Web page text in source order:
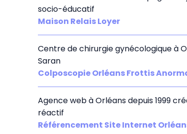
socio-éducatif
Maison Relais Loyer
Centre de chirurgie gynécologique à
Saran
Colposcopie Orléans Frottis
Agence web à Orléans depuis 1999
réactif
Référencement Site Internet